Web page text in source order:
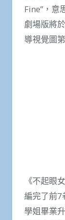
Fine”，意
劇場版將
導視覺圖
《不起眼
編完了前7
學姐畢業